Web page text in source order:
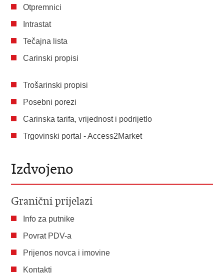
Otpremnici
Intrastat
Tečajna lista
Carinski propisi
Trošarinski propisi
Posebni porezi
Carinska tarifa, vrijednost i podrijetlo
Trgovinski portal - Access2Market
Izdvojeno
Granični prijelazi
Info za putnike
Povrat PDV-a
Prijenos novca i imovine
Kontakti